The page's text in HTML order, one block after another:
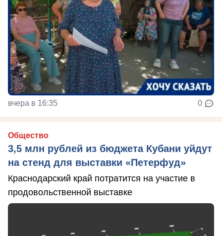
вчера в 16:35 0
Общество
3,5 млн рублей из бюджета Кубани уйдут
на стенд для выставки «Петерфуд»
Краснодарский край потратится на участие в
продовольственной выставке